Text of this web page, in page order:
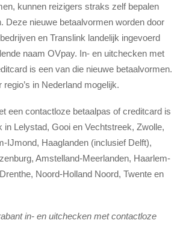
kunnen reizigers straks zelf bepalen
Deze nieuwe betaalvormen worden door
en Translink landelijk ingevoerd
naam OVpay. In- en uitchecken met
is een van die nieuwe betaalvormen.
in Nederland mogelijk.
een contactloze betaalpas of creditcard is
in Lelystad, Gooi en Vechtstreek, Zwolle,
IJmond, Haaglanden (inclusief Delft),
Amstelland-Meerlanden, Haarlem-
Noord-Holland Noord, Twente en
in- en uitchecken met contactloze